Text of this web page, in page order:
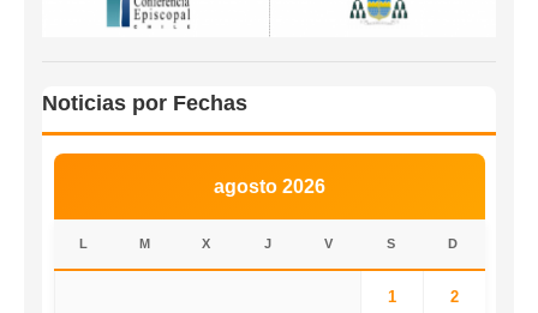
Noticias por Fechas
agosto 2026
L M X J V S D
1 2